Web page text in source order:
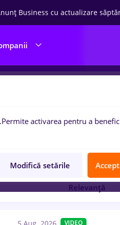
Business cu actualizare
locuri de munca
Relevanță
VIDEO
Permite activarea pentru a
Modifică setările